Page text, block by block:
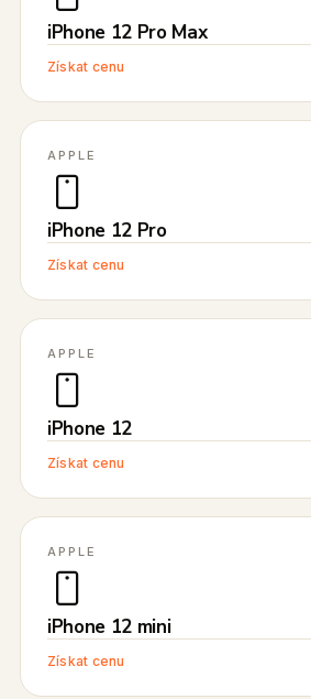
iPhone 12 Pro Max
Získat cenu
APPLE
iPhone 12 Pro
Získat cenu
APPLE
iPhone 12
Získat cenu
APPLE
iPhone 12 mini
Získat cenu